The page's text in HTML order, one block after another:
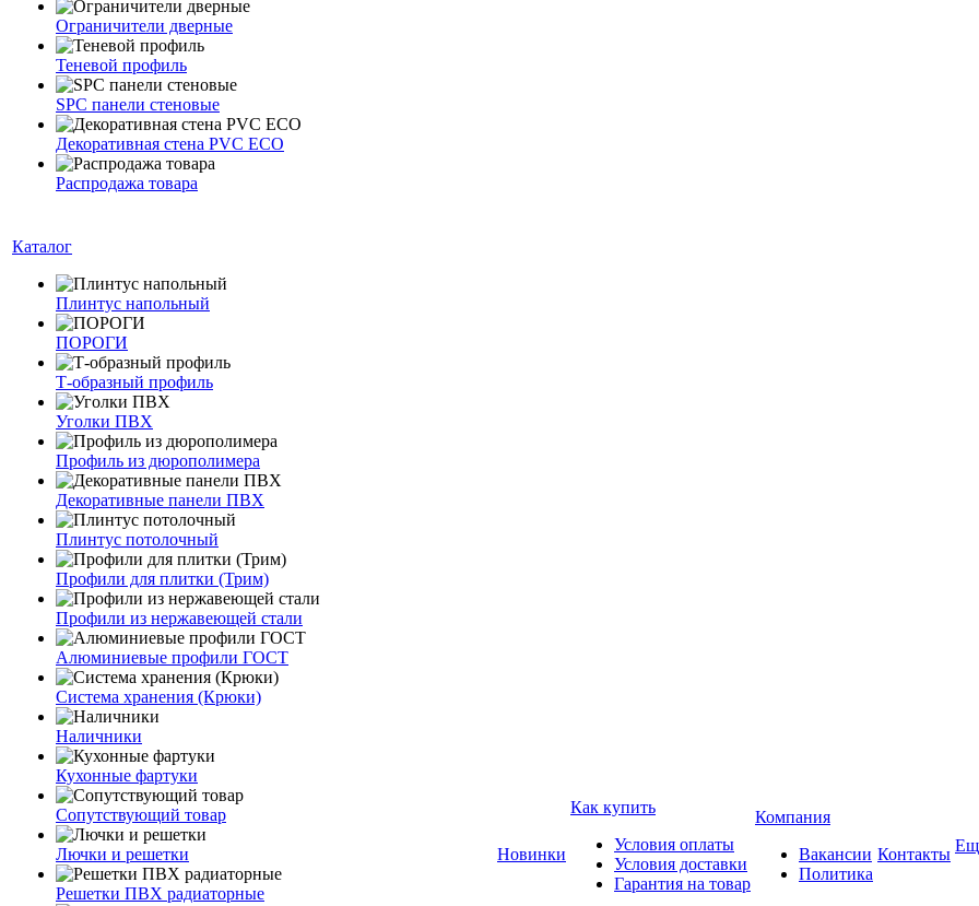
Ограничители дверные
Теневой профиль
SPC панели стеновые
Декоративная стена PVC ECO
Распродажа товара
Каталог
Плинтус напольный
ПОРОГИ
Т-образный профиль
Уголки ПВХ
Профиль из дюрополимера
Декоративные панели ПВХ
Плинтус потолочный
Профили для плитки (Трим)
Профили из нержавеющей стали
Алюминиевые профили ГОСТ
Система хранения (Крюки)
Наличники
Кухонные фартуки
Сопутствующий товар
Лючки и решетки
Решетки ПВХ радиаторные
Новинки
Как купить
Условия оплаты
Условия доставки
Гарантия на товар
Компания
Вакансии
Политика
Контакты